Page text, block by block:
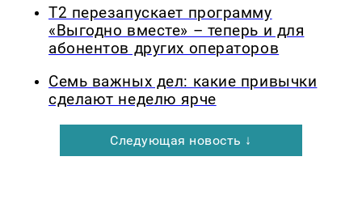
Т2 перезапускает программу
«Выгодно вместе» – теперь и для
абонентов других операторов
Семь важных дел: какие привычки
сделают неделю ярче
Следующая новость ↓